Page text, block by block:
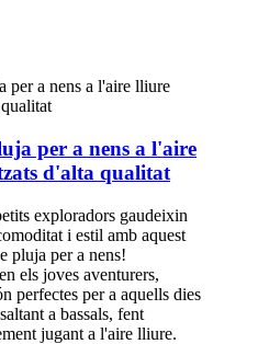
per a nens a l'aire
d'alta qualitat
exploradors gaudeixin
i estil amb aquest
pluja per a nens!
els joves aventurers,
perfectes per a aquells dies
a bassals, fent
jugant a l'aire lliure.